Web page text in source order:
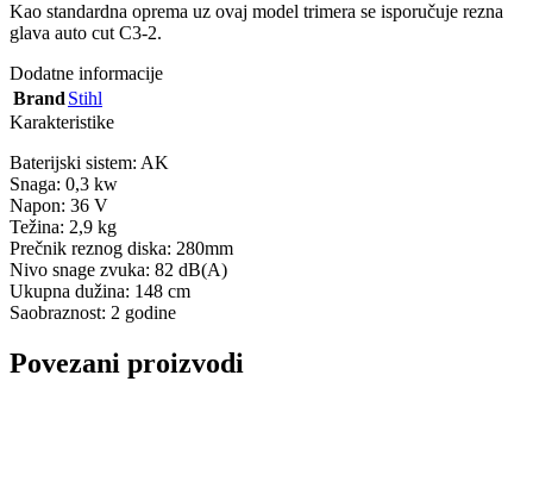
Kao standardna oprema uz ovaj model trimera se isporučuje rezna
glava auto cut C3-2.
Dodatne informacije
Brand Stihl
Karakteristike
Baterijski sistem: AK
Snaga: 0,3 kw
Napon: 36 V
Težina: 2,9 kg
Prečnik reznog diska: 280mm
Nivo snage zvuka: 82 dB(A)
Ukupna dužina: 148 cm
Saobraznost: 2 godine
Povezani proizvodi